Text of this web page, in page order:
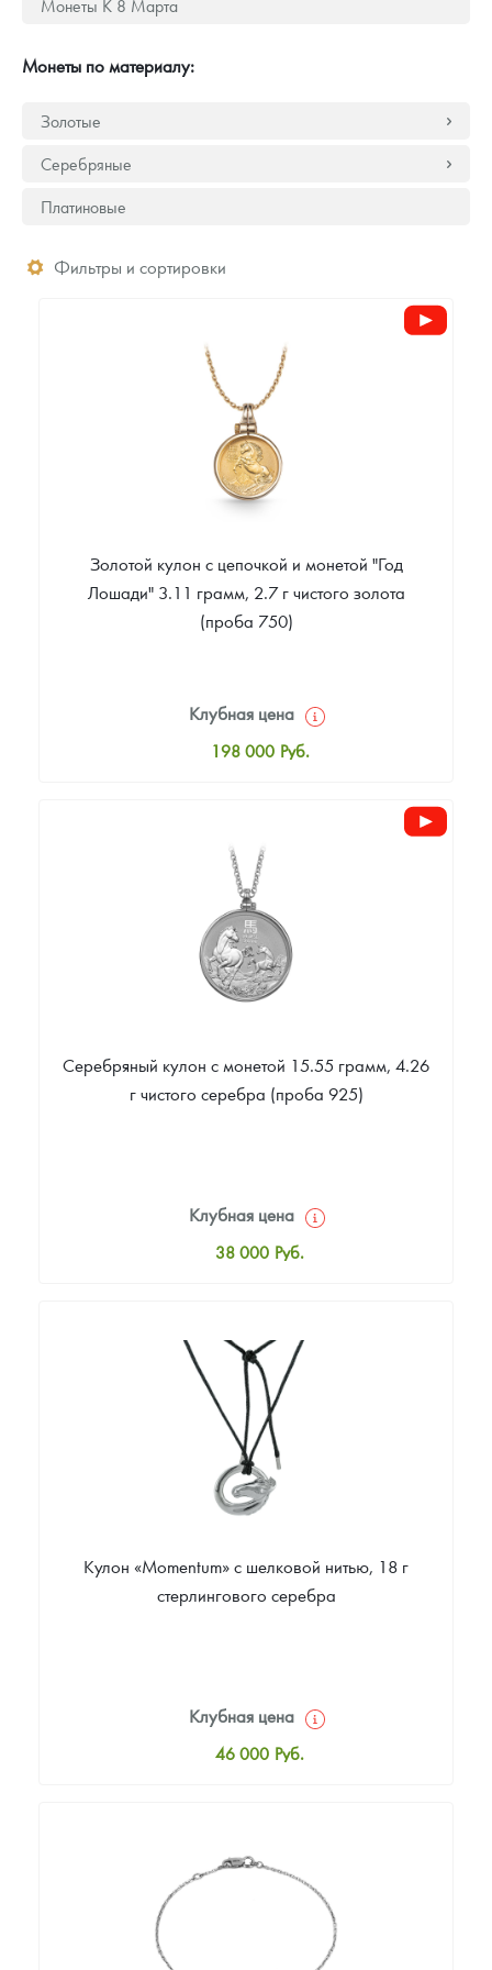
Русская нумизматика
Золотая карманная галерея
Монеты и жетоны из недрагоценных металлов
Книги по нумизматике
Монеты К 8 Марта
Монеты по материалу:
Золотые
Серебряные
Платиновые
Фильтры и сортировки
Золотой кулон с цепочкой и монетой "Год
Лошади" 3.11 грамм, 2.7 г чистого золота
(проба 750)
Клубная цена
198 000 Руб.
Цена выкупа
Звоните
Серебряный кулон с монетой 15.55 грамм, 4.26
г чистого серебра (проба 925)
Клубная цена
38 000 Руб.
Цена выкупа
Звоните
Кулон «Momentum» c шелковой нитью, 18 г
стерлингового серебра
Клубная цена
46 000 Руб.
Звоните